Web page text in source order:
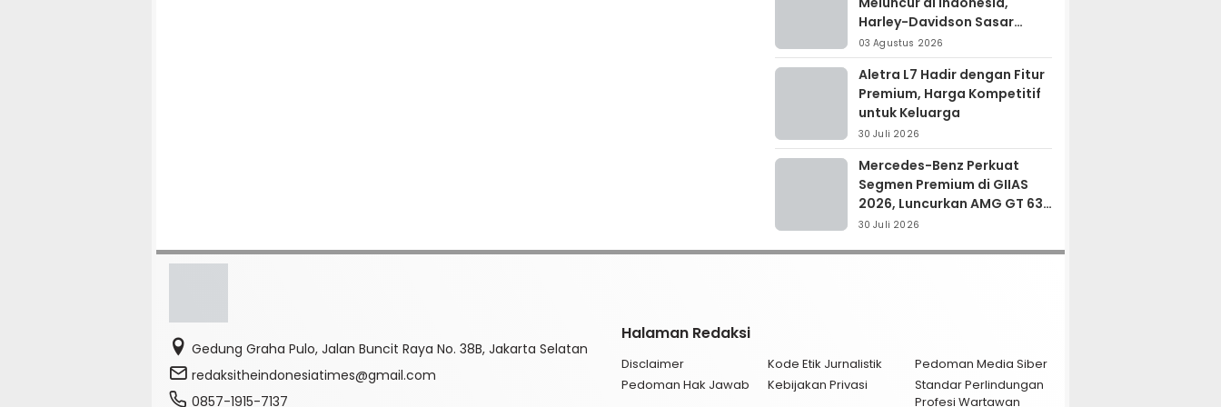
Harley-Davidson Sasar
Kolektor Motor Premium
03 Agustus 2026
Aletra L7 Hadir dengan Fitur
Premium, Harga Kompetitif
untuk Keluarga
30 Juli 2026
Mercedes-Benz Perkuat
Segmen Premium di GIIAS
2026, Luncurkan AMG GT 63
PRO dan GLC 200
30 Juli 2026
Gedung Graha Pulo, Jalan Buncit Raya No. 38B, Jakarta Selatan
redaksitheindonesiatimes@gmail.com
0857-1915-7137
Halaman Redaksi
Disclaimer Kode Etik Jurnalistik
Pedoman Media Siber
Pedoman Hak Jawab
Kebijakan Privasi
Standar Perlindungan
Profesi Wartawan